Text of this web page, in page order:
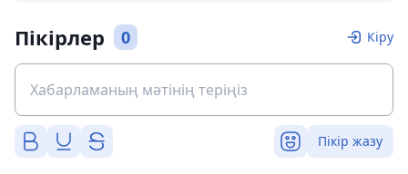
Пікірлер 0 Кіру
Пікір жазу